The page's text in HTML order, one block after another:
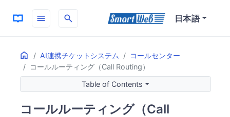
menu search 日本語
Home AI連携チケットシステム
コールセンター
コールルーティング（Call Routing）
ON THIS PAGE
コールルーティングとは
具体的な振り分けの例
メリットと効果
コールルーティングの主要な特徴
Table of Contents
コールルーティング（Call